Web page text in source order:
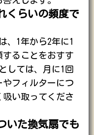
くらいの頻度で
、1年から2年に1
ることをおすす
しては、月に1回
フィルターにつ
い取ってくださ
いた換気扇でも